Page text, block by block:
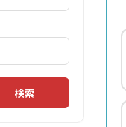
検索